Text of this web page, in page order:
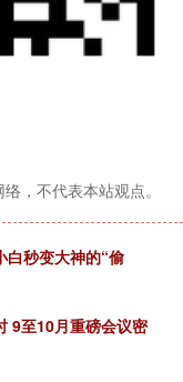
，不代表本站观点。
白秒变大神的“偷
9至10月重磅会议密